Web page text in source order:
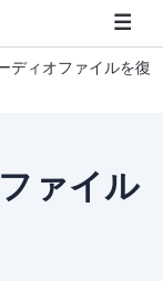
ディオファイルを復
ァイル